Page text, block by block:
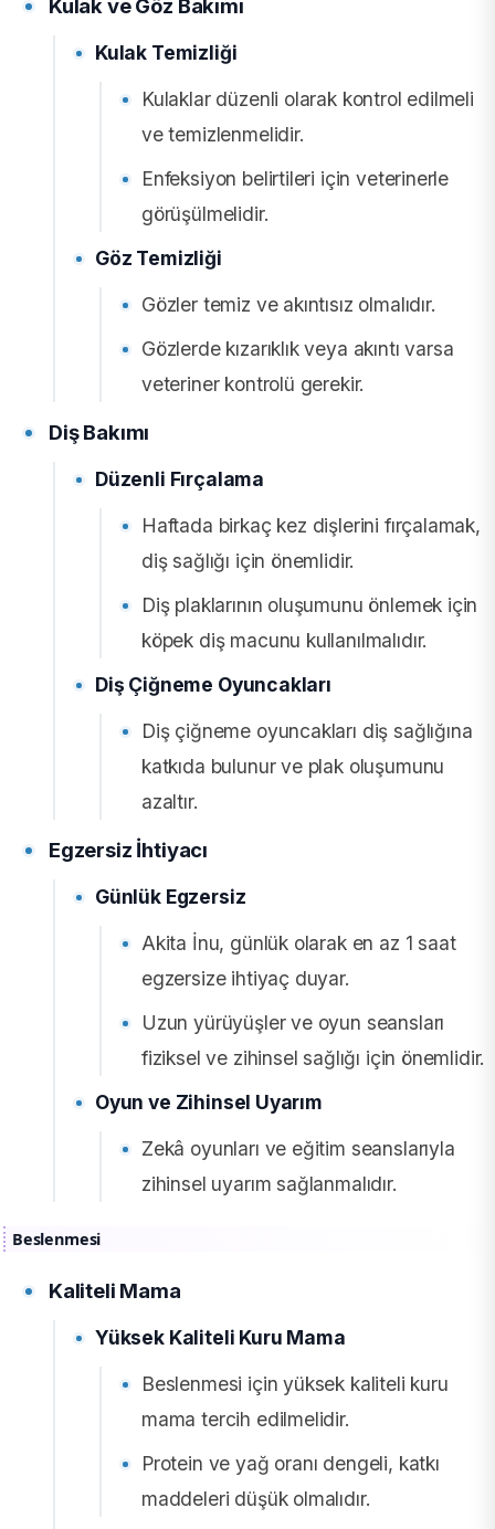
Kulak ve Göz Bakımı
Kulak Temizliği
Kulaklar düzenli olarak kontrol edilmeli
ve temizlenmelidir.
Enfeksiyon belirtileri için veterinerle
görüşülmelidir.
Göz Temizliği
Gözler temiz ve akıntısız olmalıdır.
Gözlerde kızarıklık veya akıntı varsa
veteriner kontrolü gerekir.
Diş Bakımı
Düzenli Fırçalama
Haftada birkaç kez dişlerini fırçalamak,
diş sağlığı için önemlidir.
Diş plaklarının oluşumunu önlemek için
köpek diş macunu kullanılmalıdır.
Diş Çiğneme Oyuncakları
Diş çiğneme oyuncakları diş sağlığına
katkıda bulunur ve plak oluşumunu
azaltır.
Egzersiz İhtiyacı
Günlük Egzersiz
Akita İnu, günlük olarak en az 1 saat
egzersize ihtiyaç duyar.
Uzun yürüyüşler ve oyun seansları
fiziksel ve zihinsel sağlığı için önemlidir.
Oyun ve Zihinsel Uyarım
Zekâ oyunları ve eğitim seanslarıyla
zihinsel uyarım sağlanmalıdır.
Beslenmesi
Kaliteli Mama
Yüksek Kaliteli Kuru Mama
Beslenmesi için yüksek kaliteli kuru
mama tercih edilmelidir.
Protein ve yağ oranı dengeli, katkı
maddeleri düşük olmalıdır.